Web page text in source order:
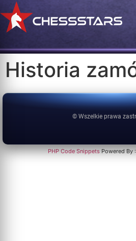
Historia
© Wszelkie prawa
PHP Code SnippetsPowered By